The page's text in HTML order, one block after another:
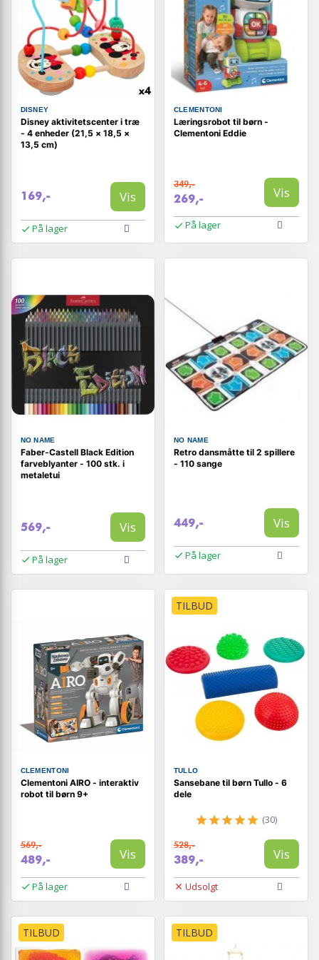
DISNEY
Disney aktivitetscenter i træ
- 4 enheder (21,5 × 18,5 ×
13,5 cm)
169,- Vis
På lager
CLEMENTONI
Læringsrobot til børn -
Clementoni Eddie
349,-
269,- Vis
På lager
NO NAME
Faber-Castell Black Edition
farveblyanter - 100 stk. i
metaletui
569,- Vis
På lager
NO NAME
Retro dansmåtte til 2 spillere
- 110 sange
449,- Vis
På lager
CLEMENTONI
Clementoni AIRO - interaktiv
robot til børn 9+
569,-
489,- Vis
På lager
TILBUD
TULLO
Sansebane til børn Tullo - 6
dele
(30)
528,-
389,- Vis
Udsolgt
TILBUD TILBUD